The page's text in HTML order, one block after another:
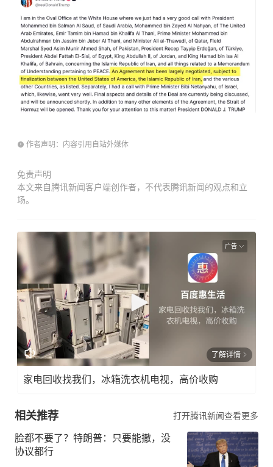
作者声明：内容引用自站外媒体
免责声明
本文来自腾讯新闻客户端创作者，不代表腾讯新闻的观点和立
场。
广告
了解详情
家电回收找我们，冰箱洗衣机电视，高价收购
相关推荐 打开腾讯新闻查看更多
脸都不要了？特朗普：只要能撤，没
协议都行